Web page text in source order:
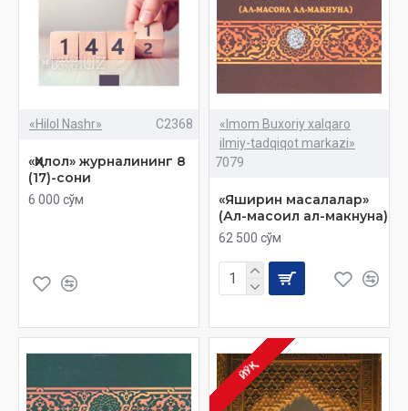
«Hilol Nashr» C2368
«Ҳилол» журналининг 8
(17)-сони
6 000 сўм
«Imom Buxoriy xalqaro
ilmiy-tadqiqot markazi»
7079
«Яширин масалалар»
(Ал-масоил ал-макнуна)
62 500 сўм
ЙЎҚ